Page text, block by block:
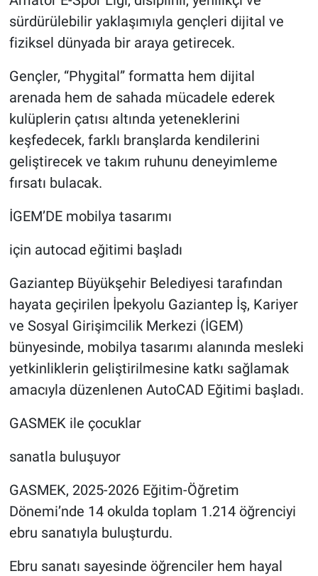
sürdürülebilir yaklaşımıyla gençleri dijital ve
fiziksel dünyada bir araya getirecek.
Gençler, “Phygital” formatta hem dijital
arenada hem de sahada mücadele ederek
kulüplerin çatısı altında yeteneklerini
keşfedecek, farklı branşlarda kendilerini
geliştirecek ve takım ruhunu deneyimleme
fırsatı bulacak.
İGEM’DE mobilya tasarımı
için autocad eğitimi başladı
Gaziantep Büyükşehir Belediyesi tarafından
hayata geçirilen İpekyolu Gaziantep İş, Kariyer
ve Sosyal Girişimcilik Merkezi (İGEM)
bünyesinde, mobilya tasarımı alanında mesleki
yetkinliklerin geliştirilmesine katkı sağlamak
amacıyla düzenlenen AutoCAD Eğitimi başladı.
GASMEK ile çocuklar
sanatla buluşuyor
GASMEK, 2025-2026 Eğitim-Öğretim
Dönemi’nde 14 okulda toplam 1.214 öğrenciyi
ebru sanatıyla buluşturdu.
Ebru sanatı sayesinde öğrenciler hem hayal